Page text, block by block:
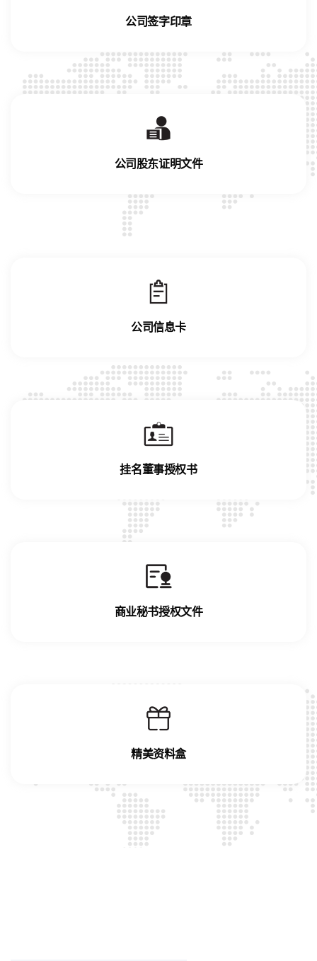
公司签字印章
公司股东证明文件
公司信息卡
挂名董事授权书
商业秘书授权文件
精美资料盒